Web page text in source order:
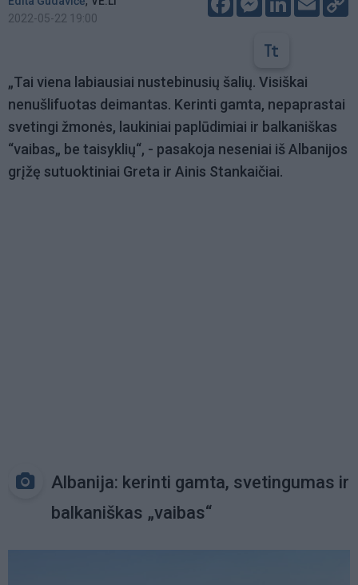
2022-05-22 19:00
„Tai viena labiausiai nustebinusių šalių. Visiškai
nenušlifuotas deimantas. Kerinti gamta, nepaprastai
svetingi žmonės, laukiniai paplūdimiai ir balkaniškas
“vaibas„ be taisyklių“, - pasakoja neseniai iš Albanijos
grįžę sutuoktiniai Greta ir Ainis Stankaičiai.
Albanija: kerinti gamta, svetingumas ir
balkaniškas „vaibas“